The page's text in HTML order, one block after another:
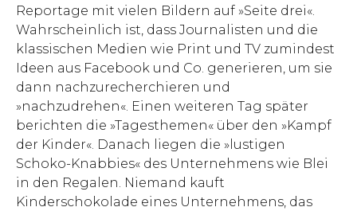
Reportage mit vielen Bildern auf »Seite drei«.
Wahrscheinlich ist, dass Journalisten und die
klassischen Medien wie Print und TV zumindest
Ideen aus Facebook und Co. generieren, um sie
dann nachzurecherchieren und
»nachzudrehen«. Einen weiteren Tag später
berichten die »Tagesthemen« über den »Kampf
der Kinder«. Danach liegen die »lustigen
Schoko-Knabbies« des Unternehmens wie Blei
in den Regalen. Niemand kauft
Kinderschokolade eines Unternehmens, das